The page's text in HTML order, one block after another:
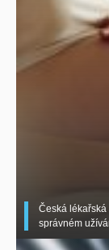
Česká lékařská
správném